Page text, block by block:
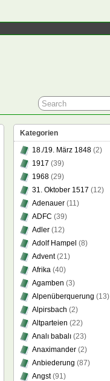
Kategorien
18./19. März 1848 (2)
1917 (39)
1968 (29)
31. Oktober 1517 (12)
Adenauer (11)
ADFC (39)
Adler (12)
Adolf Hampel (8)
Advent(21)
Afrika (40)
Agamben (3)
Alpenüberquerung (13)
Alpirsbach (2)
Altparteien (22)
Analı babalı (23)
Anaximander (2)
Anbiederung (87)
Angst(91)